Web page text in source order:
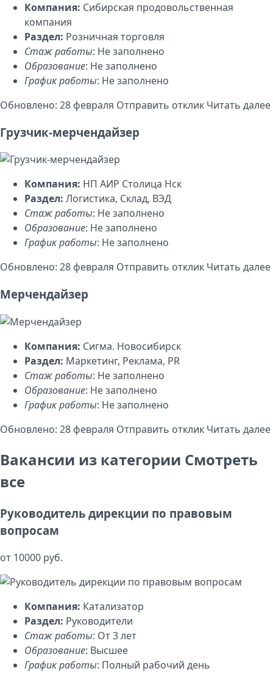
Компания: Сибирская продовольственная
компания
Раздел: Розничная торговля
Стаж работы: Не заполнено
Образование: Не заполнено
График работы: Не заполнено
Обновлено: 28 февраля Отправить отклик Читать далее
Грузчик-мерчендайзер
Компания: НП АИР Столица Нск
Раздел: Логистика, Склад, ВЭД
Стаж работы: Не заполнено
Образование: Не заполнено
График работы: Не заполнено
Обновлено: 28 февраля Отправить отклик Читать далее
Мерчендайзер
Компания: Сигма. Новосибирск
Раздел: Маркетинг, Реклама, PR
Стаж работы: Не заполнено
Образование: Не заполнено
График работы: Не заполнено
Обновлено: 28 февраля Отправить отклик Читать далее
Вакансии из категории Смотреть
все
Руководитель дирекции по правовым
вопросам
от 10000 руб.
Компания: Катализатор
Раздел: Руководители
Стаж работы: От 3 лет
Образование: Высшее
График работы: Полный рабочий день